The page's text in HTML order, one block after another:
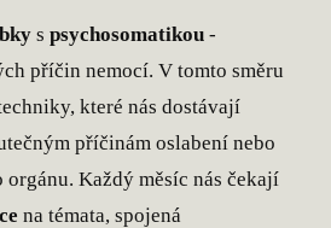
spsychosomatikou -
příčin nemocí. V tomto směru
které nás dostávají
příčinám oslabení nebo
orgánu. Každý měsíc nás čekají
na témata, spojená